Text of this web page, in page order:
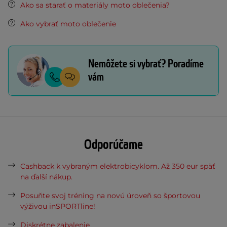
Ako sa starať o materiály moto oblečenia?
Ako vybrať moto oblečenie
Nemôžete si vybrať? Poradíme
vám
Odporúčame
Cashback k vybraným elektrobicyklom. Až 350 eur späť
na ďalší nákup.
Posuňte svoj tréning na novú úroveň so športovou
výživou inSPORTline!
Diskrétne zabalenie